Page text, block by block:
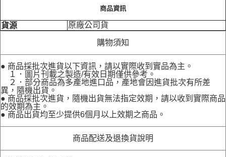
宅配［需2-3個工作天不含預購商品］
每筆NT$100，滿NT$799(含以上)免運費
商品資訊
貨源 原廠公司貨
購物須知
● 商品採批次進貨以下資訊，請以實際收到實品為主。
１．圖片刊載之製造/有效日期僅供參考。
２．部分商品為多產地進口品，產地會因進貨批次有所差
異，隨機出貨。
● 商品採批次進貨，隨機出貨無法指定效期，請以收到實際商品
的效期為主。
● 商品出貨均至少提供6個月以上效期之商品。
商品配送及退換貨說明